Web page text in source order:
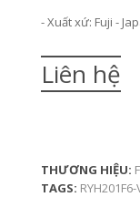
- Xuất xứ: Fuji -
Liên hệ
THƯƠNG HIỆU:
TAGS: RYH201F6-